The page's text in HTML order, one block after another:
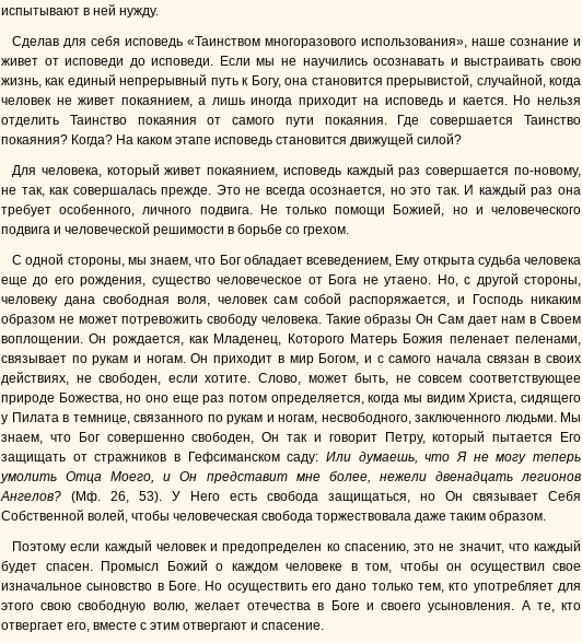
испытывают в ней нужду.
Сделав для себя исповедь «Таинством многоразового использования», наше сознание и
живет от исповеди до исповеди. Если мы не научились осознавать и выстраивать свою
жизнь, как единый непрерывный путь к Богу, она становится прерывистой, случайной, когда
человек не живет покаянием, а лишь иногда приходит на исповедь и кается. Но нельзя
отделить Таинство покаяния от самого пути покаяния. Где совершается Таинство
покаяния? Когда? На каком этапе исповедь становится движущей силой?
Для человека, который живет покаянием, исповедь каждый раз совершается по-новому,
не так, как совершалась прежде. Это не всегда осознается, но это так. И каждый раз она
требует особенного, личного подвига. Не только помощи Божией, но и человеческого
подвига и человеческой решимости в борьбе со грехом.
С одной стороны, мы знаем, что Бог обладает всеведением, Ему открыта судьба человека
еще до его рождения, существо человеческое от Бога не утаено. Но, с другой стороны,
человеку дана свободная воля, человек сам собой распоряжается, и Господь никаким
образом не может потревожить свободу человека. Такие образы Он Сам дает нам в Своем
воплощении. Он рождается, как Младенец, Которого Матерь Божия пеленает пеленами,
связывает по рукам и ногам. Он приходит в мир Богом, и с самого начала связан в своих
действиях, не свободен, если хотите. Слово, может быть, не совсем соответствующее
природе Божества, но оно еще раз потом определяется, когда мы видим Христа, сидящего
у Пилата в темнице, связанного по рукам и ногам, несвободного, заключенного людьми. Мы
знаем, что Бог совершенно свободен, Он так и говорит Петру, который пытается Его
защищать от стражников в Гефсиманском саду: Или думаешь, что Я не могу теперь
умолить Отца Моего, и Он представит мне более, нежели двенадцать легионов
Ангелов? (Мф. 26, 53). У Него есть свобода защищаться, но Он связывает Себя
Собственной волей, чтобы человеческая свобода торжествовала даже таким образом.
Поэтому если каждый человек и предопределен ко спасению, это не значит, что каждый
будет спасен. Промысл Божий о каждом человеке в том, чтобы он осуществил свое
изначальное сыновство в Боге. Но осуществить его дано только тем, кто употребляет для
этого свою свободную волю, желает отечества в Боге и своего усыновления. А те, кто
отвергает его, вместе с этим отвергают и спасение.